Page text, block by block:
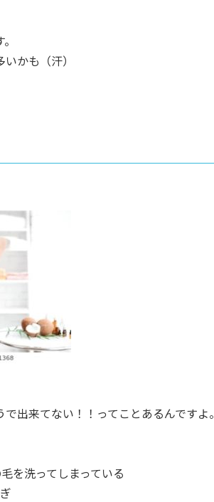
かも（汗）
出来てない！！ってことあるんですよ。
を洗ってしまっている